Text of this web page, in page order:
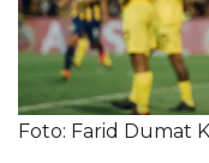
Foto: Farid Dumat